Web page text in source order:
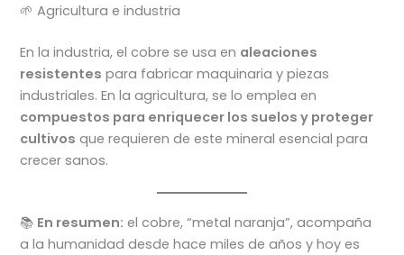
🌱 Agricultura e industria
En la industria, el cobre se usa en aleaciones
resistentes para fabricar maquinaria y piezas
industriales. En la agricultura, se lo emplea en
compuestos para enriquecer los suelos y proteger
cultivos que requieren de este mineral esencial para
crecer sanos.
📚 En resumen: el cobre, “metal naranja”, acompaña
a la humanidad desde hace miles de años y hoy es